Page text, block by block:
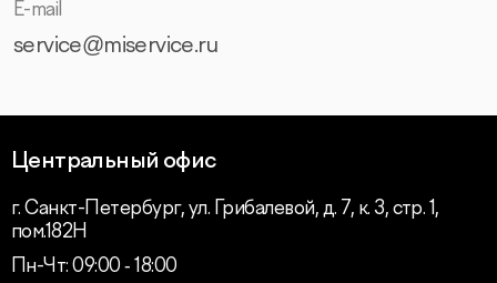
E-mail
service@miservice.ru
Центральный офис
г. Санкт-Петербург, ул. Грибалевой, д. 7, к. 3, стр. 1,
пом.182Н
Пн-Чт: 09:00 ‑ 18:00